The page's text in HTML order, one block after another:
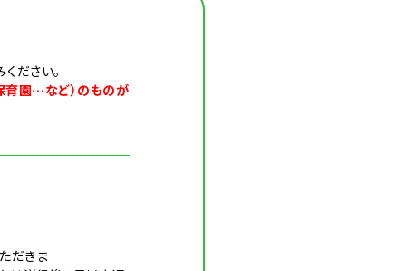
お進みください。
育園…など）のものが
だきま